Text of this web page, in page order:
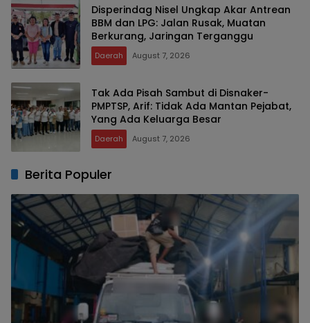
Disperindag Nisel Ungkap Akar Antrean
BBM dan LPG: Jalan Rusak, Muatan
Berkurang, Jaringan Terganggu
Daerah August 7, 2026
Tak Ada Pisah Sambut di Disnaker-
PMPTSP, Arif: Tidak Ada Mantan Pejabat,
Yang Ada Keluarga Besar
Daerah August 7, 2026
Berita Populer